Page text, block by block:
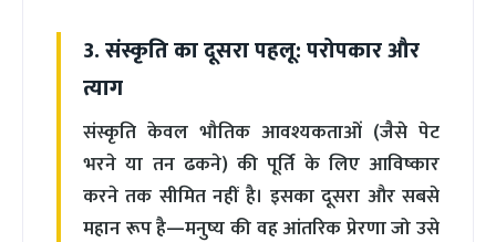
3. संस्कृति का दूसरा पहलू: परोपकार और
त्याग
संस्कृति केवल भौतिक आवश्यकताओं (जैसे पेट
भरने या तन ढकने) की पूर्ति के लिए आविष्कार
करने तक सीमित नहीं है। इसका दूसरा और सबसे
महान रूप है—मनुष्य की वह आंतरिक प्रेरणा जो उसे